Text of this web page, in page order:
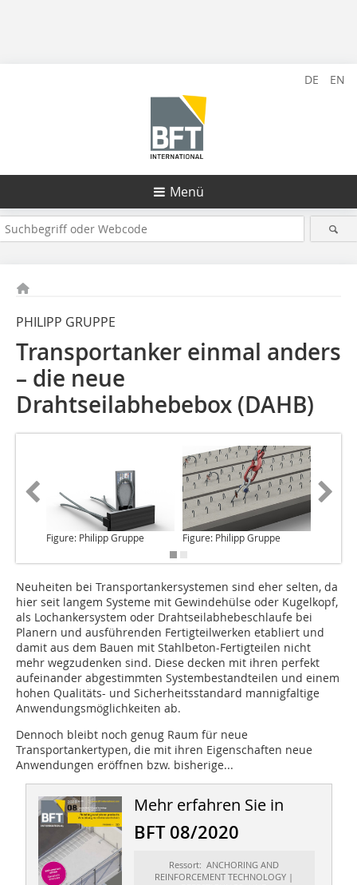
DE EN
Menü
PHILIPP GRUPPE
Transportanker einmal anders
– die neue
Drahtseilabhebebox (DAHB)
Figure: Philipp Gruppe Figure: Philipp Gruppe
Neuheiten bei Transportankersystemen sind eher selten, da
hier seit langem Systeme mit Gewindehülse oder Kugelkopf,
als Lochankersystem oder Drahtseilabhebeschlaufe bei
Planern und ausführenden Fertigteilwerken etabliert und
damit aus dem Bauen mit Stahlbeton-Fertigteilen nicht
mehr wegzudenken sind. Diese decken mit ihren perfekt
aufeinander abgestimmten Systembestandteilen und einem
hohen Qualitäts- und Sicherheitsstandard mannigfaltige
Anwendungsmöglichkeiten ab.
Dennoch bleibt noch genug Raum für neue
Transportankertypen, die mit ihren Eigenschaften neue
Anwendungen eröffnen bzw. bisherige...
Mehr erfahren Sie in
BFT 08/2020
Ressort: ANCHORING AND
REINFORCEMENT TECHNOLOGY |